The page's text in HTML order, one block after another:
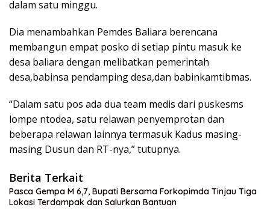
dalam satu minggu.
Dia menambahkan Pemdes Baliara berencana
membangun empat posko di setiap pintu masuk ke
desa baliara dengan melibatkan pemerintah
desa,babinsa pendamping desa,dan babinkamtibmas.
“Dalam satu pos ada dua team medis dari puskesms
lompe ntodea, satu relawan penyemprotan dan
beberapa relawan lainnya termasuk Kadus masing-
masing Dusun dan RT-nya,” tutupnya.
Berita Terkait
Pasca Gempa M 6,7, Bupati Bersama Forkopimda Tinjau Tiga
Lokasi Terdampak dan Salurkan Bantuan